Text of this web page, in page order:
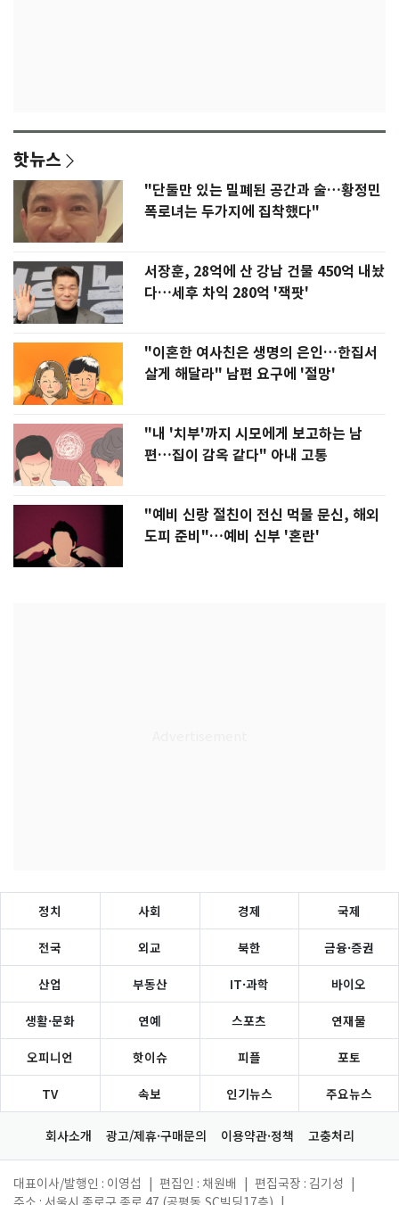
핫뉴스
"단둘만 있는 밀폐된 공간과 술…황정민
폭로녀는 두가지에 집착했다"
서장훈, 28억에 산 강남 건물 450억 내놨
다…세후 차익 280억 '잭팟'
"이혼한 여사친은 생명의 은인…한집서
살게 해달라" 남편 요구에 '절망'
"내 '치부'까지 시모에게 보고하는 남
편…집이 감옥 같다" 아내 고통
"예비 신랑 절친이 전신 먹물 문신, 해외
도피 준비"…예비 신부 '혼란'
정치 사회 경제 국제
전국 외교 북한 금융·증권
산업 부동산 IT·과학 바이오
생활·문화 연예 스포츠 연재물
오피니언 핫이슈 피플 포토
TV 속보 인기뉴스 주요뉴스
회사소개 광고/제휴·구매문의 이용약관·정책 고충처리
대표이사/발행인 : 이영섭 편집인 : 채원배 편집국장 : 김기성